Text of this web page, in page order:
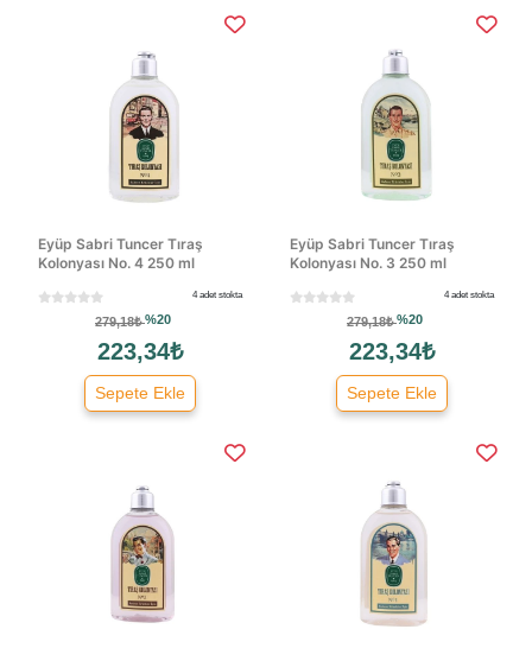
Eyüp Sabri Tuncer Tıraş
Kolonyası No. 4 250 ml
4 adet stokta
279,18₺%20
223,34₺
Sepete Ekle
Eyüp Sabri Tuncer Tıraş
Kolonyası No. 3 250 ml
4 adet stokta
279,18₺%20
223,34₺
Sepete Ekle